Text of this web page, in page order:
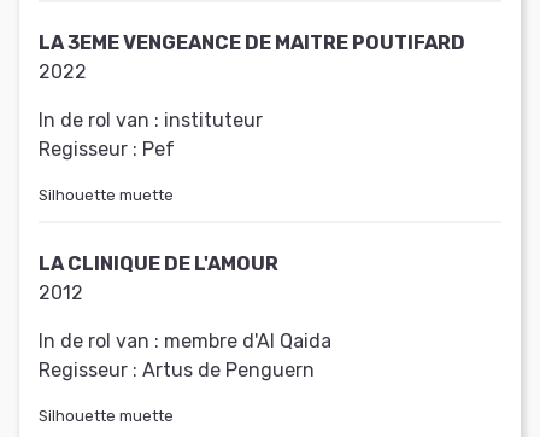
LA 3EME VENGEANCE DE MAITRE POUTIFARD
2022
In de rol van : instituteur
Regisseur : Pef
Silhouette muette
LA CLINIQUE DE L'AMOUR
2012
In de rol van : membre d'Al Qaida
Regisseur : Artus de Penguern
Silhouette muette